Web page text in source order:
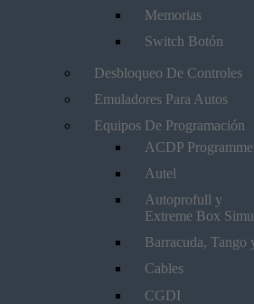
Memorias
Switch Botón
Desbloqueo De Controles
Emuladores Para Autos
Equipos De Programación
ACDP
Autel
Autoprofull y
Extreme Box
Barracuda, Tango
Cables
CGDI